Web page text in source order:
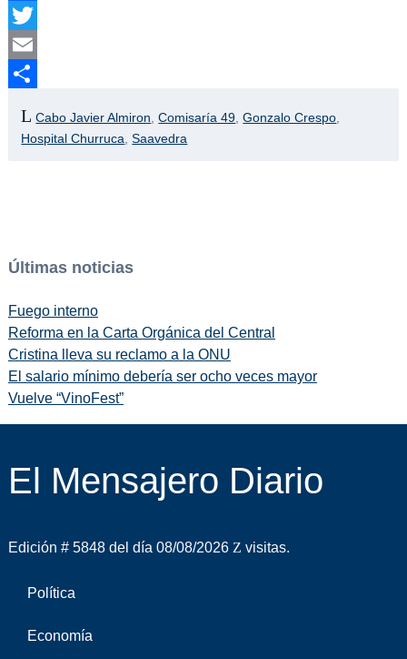
Facebook
Twitter
Email
Cabo Javier Almiron ,Comisaría 49 ,Gonzalo Crespo
Hospital Churruca ,Saavedra
Últimas noticias
Fuego interno
Reforma en la Carta Orgánica del Central
Cristina lleva su reclamo a la ONU
El salario mínimo debería ser ocho veces mayor
Vuelve “VinoFest”
El Mensajero Diario
Edición # 5848 del día 08/08/2026 visitas.
Política
Economía